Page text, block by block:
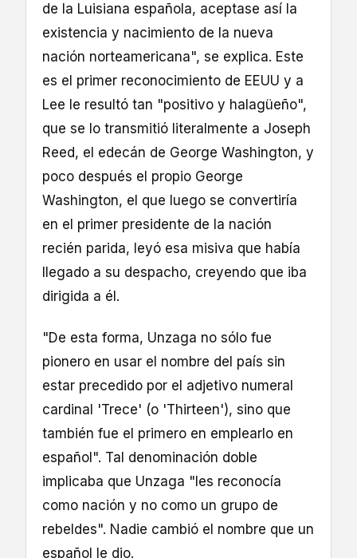
de la Luisiana española, aceptase así la
existencia y nacimiento de la nueva
nación norteamericana", se explica. Este
es el primer reconocimiento de EEUU y a
Lee le resultó tan "positivo y halagüeño",
que se lo transmitió literalmente a Joseph
Reed, el edecán de George Washington, y
poco después el propio George
Washington, el que luego se convertiría
en el primer presidente de la nación
recién parida, leyó esa misiva que había
llegado a su despacho, creyendo que iba
dirigida a él.
"De esta forma, Unzaga no sólo fue
pionero en usar el nombre del país sin
estar precedido por el adjetivo numeral
cardinal 'Trece' (o 'Thirteen'), sino que
también fue el primero en emplearlo en
español". Tal denominación doble
implicaba que Unzaga "les reconocía
como nación y no como un grupo de
rebeldes". Nadie cambió el nombre que un
español le dio.